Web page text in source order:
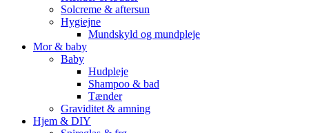
Solcreme & aftersun
Hygiejne
Mundskyld og mundpleje
Mor & baby
Baby
Hudpleje
Shampoo & bad
Tænder
Graviditet & amning
Hjem & DIY